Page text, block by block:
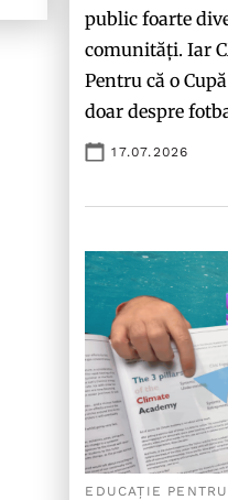
public foarte
comunități. Iar
Pentru că o
doar despre
17.07.2026
EDUCAȚIE